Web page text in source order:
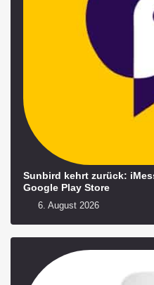
Sunbird kehrt zurück:
Google Play Store
6. August 2026